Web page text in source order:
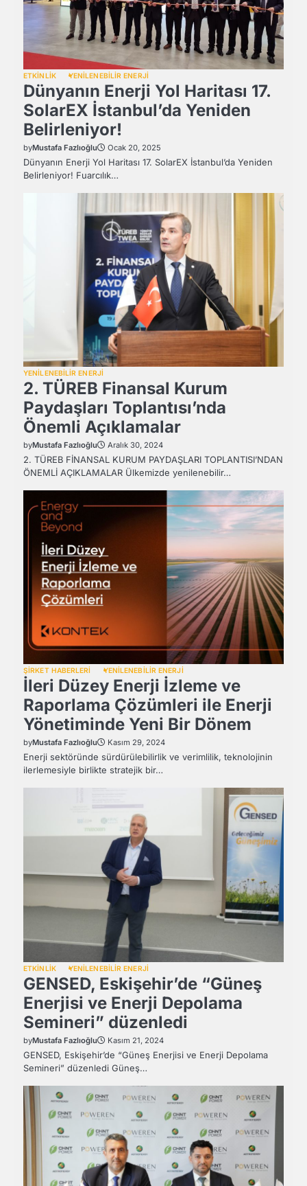
ETKİNLİK YENİLENEBİLİR ENERJİ
Dünyanın Enerji Yol Haritası 17.
SolarEX İstanbul’da Yeniden
Belirleniyor!
byMustafa Fazlıoğlu Ocak 20, 2025
Dünyanın Enerji Yol Haritası 17. SolarEX İstanbul’da Yeniden
Belirleniyor! Fuarcılık…
YENİLENEBİLİR ENERJİ
2. TÜREB Finansal Kurum
Paydaşları Toplantısı’nda
Önemli Açıklamalar
byMustafa Fazlıoğlu Aralık 30, 2024
2. TÜREB FİNANSAL KURUM PAYDAŞLARI TOPLANTISI’NDAN
ÖNEMLİ AÇIKLAMALAR Ülkemizde yenilenebilir…
ŞİRKET HABERLERİ YENİLENEBİLİR ENERJİ
İleri Düzey Enerji İzleme ve
Raporlama Çözümleri ile Enerji
Yönetiminde Yeni Bir Dönem
byMustafa Fazlıoğlu Kasım 29, 2024
Enerji sektöründe sürdürülebilirlik ve verimlilik, teknolojinin
ilerlemesiyle birlikte stratejik bir…
ETKİNLİK YENİLENEBİLİR ENERJİ
GENSED, Eskişehir’de “Güneş
Enerjisi ve Enerji Depolama
Semineri” düzenledi
byMustafa Fazlıoğlu Kasım 21, 2024
GENSED, Eskişehir’de “Güneş Enerjisi ve Enerji Depolama
Semineri” düzenledi Güneş…